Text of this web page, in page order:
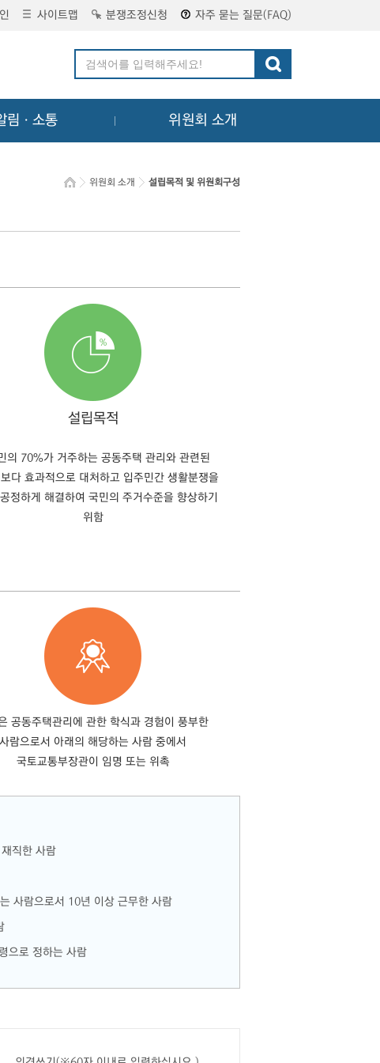
사이트맵 분쟁조정신청 자주 묻는 질문(FAQ)
림ㆍ소통 위원회 소개
위원회 소개 설립목적 및 위원회구성
설립목적
의 70%가 거주하는 공동주택 관리와 관련된
다 효과적으로 대처하고 입주민간 생활분쟁을
정하게 해결하여 국민의 주거수준을 향상하기
위함
공동주택관리에 관한 학식과 경험이 풍부한
사람으로서 아래의 해당하는 사람 중에서
국토교통부장관이 임명 또는 위촉
직한 사람
사람으로서 10년 이상 근무한 사람
으로 정하는 사람